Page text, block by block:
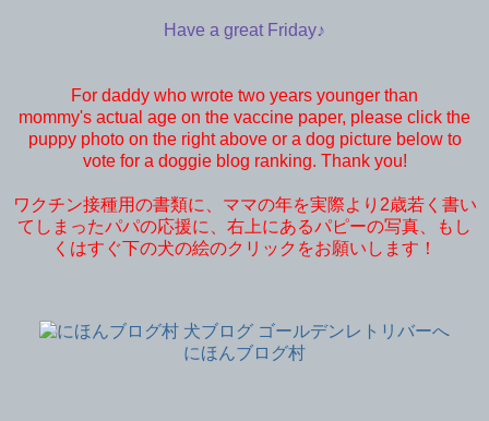
Have a great Friday♪
For daddy who wrote two years younger than
mommy's actual age on the vaccine paper, please click the
puppy photo on the right above or a dog picture below to
vote for a doggie blog ranking. Thank you!
ワクチン接種用の書類に、ママの年を実際より2歳若く書い
てしまったパパの応援に、右上にあるパピーの写真、もし
くはすぐ下の犬の絵のクリックをお願いします！
にほんブログ村